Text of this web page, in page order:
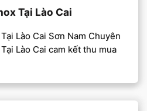
Tại Lào Cai
Lào Cai Sơn Nam Chuyên
Lào Cai cam kết thu mua